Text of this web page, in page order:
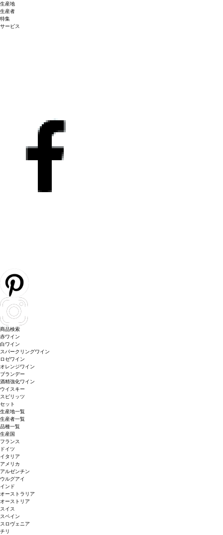
生産地
生産者
特集
サービス
商品検索
赤ワイン
白ワイン
スパークリングワイン
ロゼワイン
オレンジワイン
ブランデー
酒精強化ワイン
ウイスキー
スピリッツ
セット
生産地一覧
生産者一覧
品種一覧
生産国
フランス
ドイツ
イタリア
アメリカ
アルゼンチン
ウルグアイ
インド
オーストラリア
オーストリア
スイス
スペイン
スロヴェニア
チリ